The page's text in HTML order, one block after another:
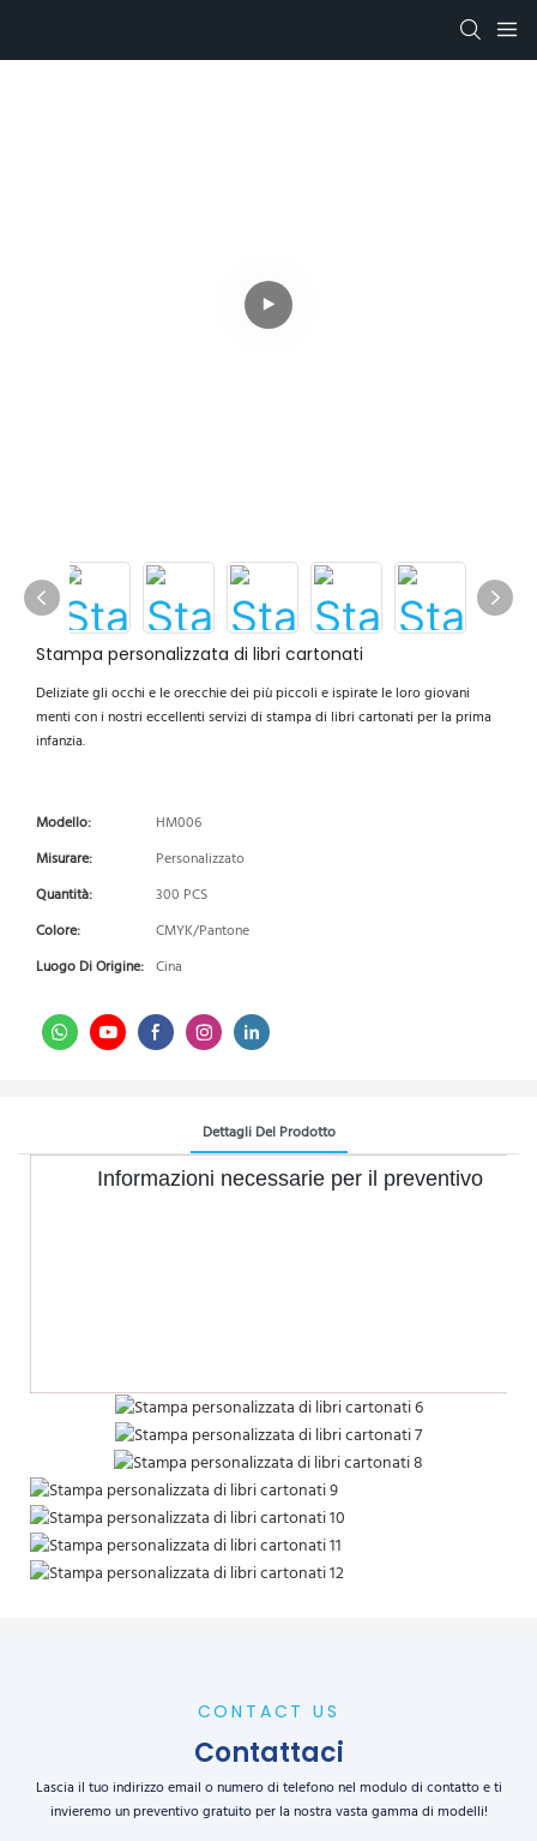
Stampa personalizzata di libri cartonati
Deliziate gli occhi e le orecchie dei più piccoli e ispirate le loro giovani
menti con i nostri eccellenti servizi di stampa di libri cartonati per la prima
infanzia.
Modello:
HM006
Misurare:
Personalizzato
Quantità:
300 PCS
Colore:
CMYK/Pantone
Luogo Di Origine: Cina
Dettagli Del Prodotto
Informazioni necessarie per il preventivo
CONTACT US
Contattaci
Lascia il tuo indirizzo email o numero di telefono nel modulo di contatto e ti
invieremo un preventivo gratuito per la nostra vasta gamma di modelli!